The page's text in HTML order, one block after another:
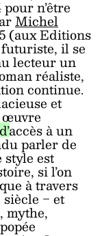
n’être
Michel
(aux Editions
il se
lecteur un
réaliste,
continue.
et
œuvre
à un
parler de
style est
si l’on
à travers
‒ et
mythe,